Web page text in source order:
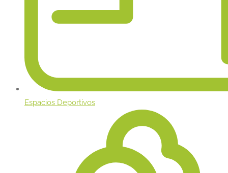
Espacios Deportivos